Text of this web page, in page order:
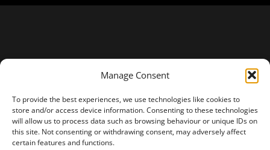
Manage Consent
To provide the best experiences, we use technologies like cookies to
store and/or access device information. Consenting to these technologies
will allow us to process data such as browsing behaviour or unique IDs on
this site. Not consenting or withdrawing consent, may adversely affect
certain features and functions.